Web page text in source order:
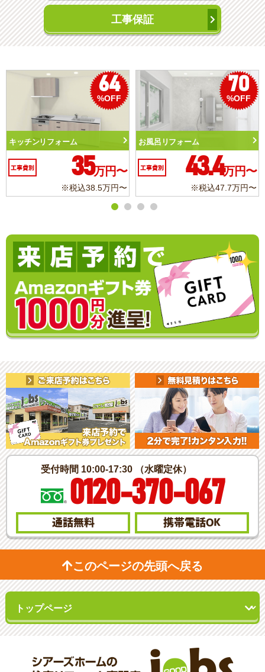
工事保証
70
%OFF
万円〜
50
トイレリフォーム
工事費別 10.3万円〜
※税込11.3万円〜
洗面化粧台リフォー
工事費別
※税
受付時間 10:00-17:30 （水曜定休）
0120-370-067
通話無料 携帯電話OK
このページの先頭へ戻る